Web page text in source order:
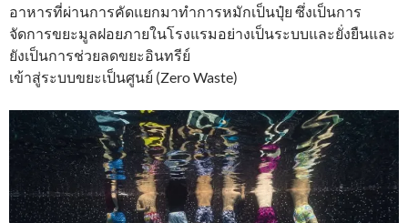
อาหารที่ผ่านการคัดแยกมาทำการหมักเป็นปุ๋ย ซึ่งเป็นการ
จัดการขยะมูลฝอยภายในโรงแรมอย่างเป็นระบบและยั่งยืนและ
ยังเป็นการช่วยลดขยะอินทรีย์
เข้าสู่ระบบขยะเป็นศูนย์ (Zero Waste)